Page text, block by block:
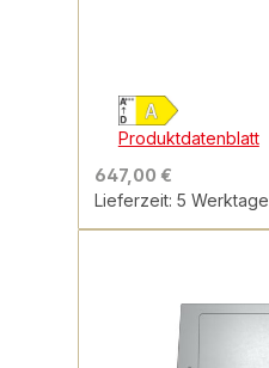
Produktdatenblatt
647,00 €
Lieferzeit: 5 Werktage